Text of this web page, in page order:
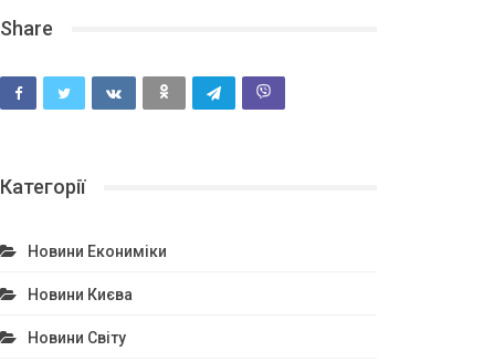
Share
Категорії
Новини Екониміки
Новини Києва
Новини Світу